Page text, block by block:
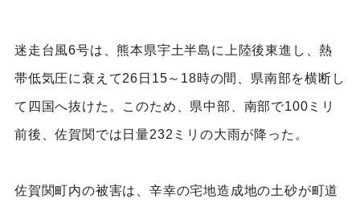
迷走台風6号は、熊本県宇土半島に上陸後東進し、熱
帯低気圧に衰えて26日15～18時の間、県南部を横断し
て四国へ抜けた。このため、県中部、南部で100ミリ
前後、佐賀関では日量232ミリの大雨が降った。
佐賀関町内の被害は、辛幸の宅地造成地の土砂が町道